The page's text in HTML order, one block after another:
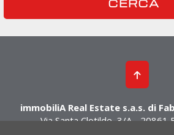
immobiliA Real Estate s.a.s. di
Via Santa Clotilde, 3/A - 20861